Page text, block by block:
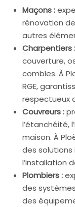
Maçons :
rénovation
autres
Charpentiers :
couverture,
combles. À
RGE,
respectueux
Couvreurs :
l’étanchéité,
maison. À
des
l’installation
Plombiers :
des
des